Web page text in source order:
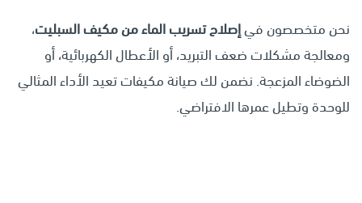
نحن متخصصون فيإصلاح تسريب الماء من مكيف السبليت،
ومعالجة مشكلات ضعف التبريد، أو الأعطال الكهربائية، أو
الضوضاء المزعجة. نضمن لك صيانة مكيفات تعيد الأداء المثالي
للوحدة وتطيل عمرها الافتراضي.